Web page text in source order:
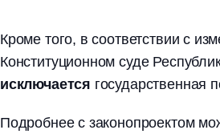
Кроме того, в соответствии с
Конституционном суде
исключается государственная
Подробнее с законопроектом